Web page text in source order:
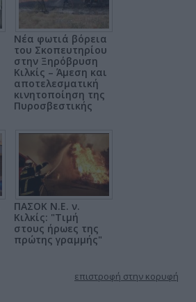
Νέα φωτιά βόρεια
του Σκοπευτηρίου
στην Ξηρόβρυση
Κιλκίς – Άμεση και
αποτελεσματική
κινητοποίηση της
Πυροσβεστικής
ΠΑΣΟΚ Ν.Ε. ν.
Κιλκίς: "Τιμή
στους ήρωες της
πρώτης γραμμής"
επιστροφή στην κορυφή